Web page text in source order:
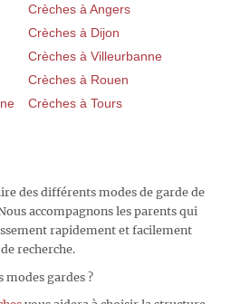
Crèches à Angers
Crèches à Dijon
Crèches à Villeurbanne
Crèches à Rouen
Crèches à Tours
des différents modes de garde de
accompagnons les parents qui
rapidement et facilement
recherche.
modes gardes ?